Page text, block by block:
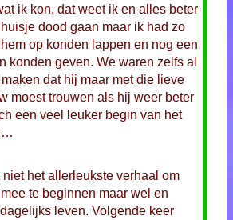
ik kon, dat weet ik en alles beter
dood gaan maar ik had zo
op konden lappen en nog een
konden geven. We waren zelfs al
dat hij maar met die lieve
moest trouwen als hij weer beter
een veel leuker begin van het
het allerleukste verhaal om
te beginnen maar wel en
leven. Volgende keer